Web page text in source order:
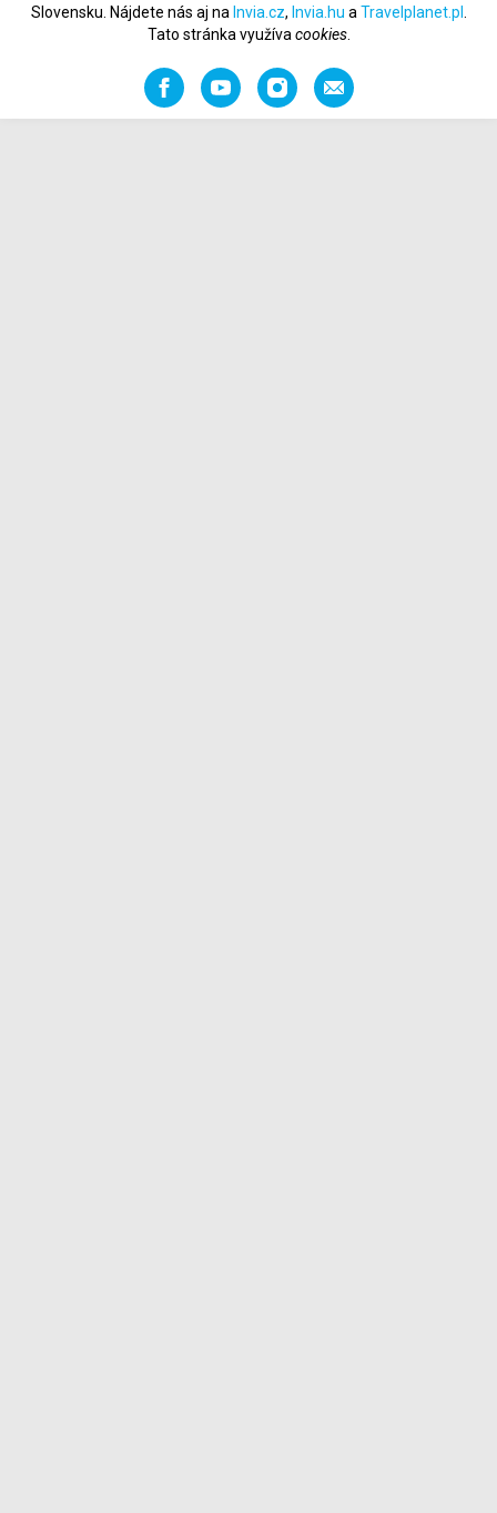
Slovensku. Nájdete nás aj na Invia.cz, Invia.hu a Travelplanet.pl
Tato stránka využíva cookies.
FacebookYouTubeInstagramOdporučiť